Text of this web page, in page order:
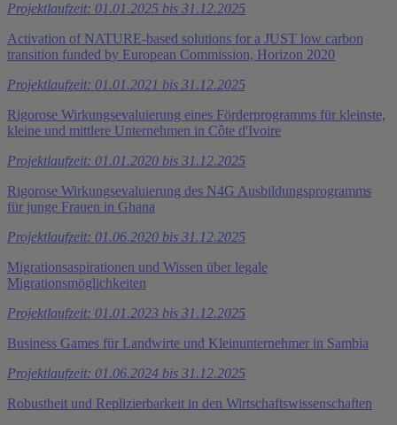
Projektlaufzeit: 01.01.2025 bis 31.12.2025
Activation of NATURE-based solutions for a JUST low carbon
transition funded by European Commission, Horizon 2020
Projektlaufzeit: 01.01.2021 bis 31.12.2025
Rigorose Wirkungsevaluierung eines Förderprogramms für kleinste,
kleine und mittlere Unternehmen in Côte d'Ivoire
Projektlaufzeit: 01.01.2020 bis 31.12.2025
Rigorose Wirkungsevaluierung des N4G Ausbildungsprogramms
für junge Frauen in Ghana
Projektlaufzeit: 01.06.2020 bis 31.12.2025
Migrationsaspirationen und Wissen über legale
Migrationsmöglichkeiten
Projektlaufzeit: 01.01.2023 bis 31.12.2025
Business Games für Landwirte und Kleinunternehmer in Sambia
Projektlaufzeit: 01.06.2024 bis 31.12.2025
Robustheit und Replizierbarkeit in den Wirtschaftswissenschaften